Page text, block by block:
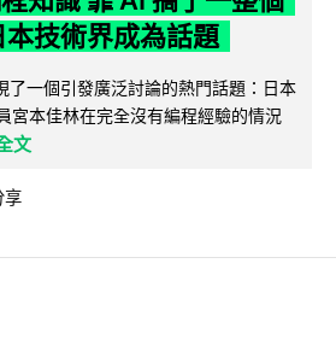
技術界成為話題
了一個引發廣泛討論的熱門話題：日本
宮本佳林在完全沒有編程經驗的情況
文
享